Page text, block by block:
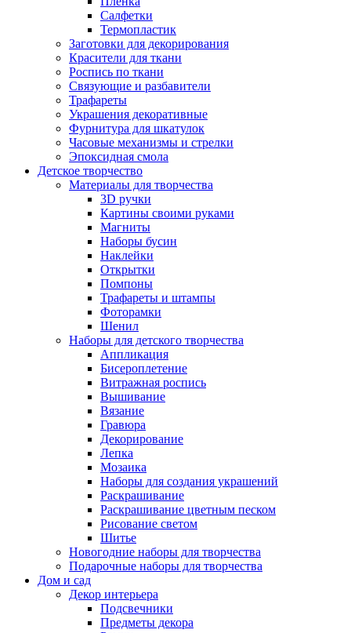
Салфетки
Термопластик
Заготовки для декорирования
Красители для ткани
Роспись по ткани
Связующие и разбавители
Трафареты
Украшения декоративные
Фурнитура для шкатулок
Часовые механизмы и стрелки
Эпоксидная смола
Детское творчество
Материалы для творчества
3D ручки
Картины своими руками
Магниты
Наборы бусин
Наклейки
Открытки
Помпоны
Трафареты и штампы
Фоторамки
Шенил
Наборы для детского творчества
Аппликация
Бисероплетение
Витражная роспись
Вышивание
Вязание
Гравюра
Декорирование
Лепка
Мозаика
Наборы для создания украшений
Раскрашивание
Раскрашивание цветным песком
Рисование светом
Шитье
Новогодние наборы для творчества
Подарочные наборы для творчества
Дом и сад
Декор интерьера
Подсвечники
Предметы декора